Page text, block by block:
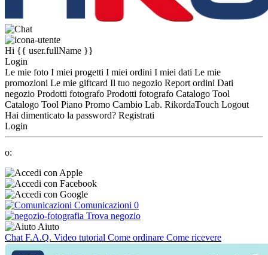
Hi {{ user.fullName }}
Login
Le mie foto I miei progetti I miei ordini I miei dati Le mie
promozioni Le mie giftcard Il tuo negozio Report ordini Dati
negozio Prodotti fotografo Prodotti fotografo Catalogo Tool
Catalogo Tool Piano Promo Cambio Lab. RikordaTouch Logout
Hai dimenticato la password? Registrati
Login
o:
Comunicazioni 0
Trova negozio
Aiuto
Chat F.A.Q. Video tutorial Come ordinare Come ricevere